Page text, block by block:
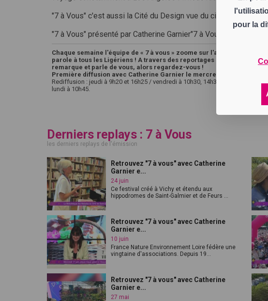
pour la
"7 à Vous" c'est aussi la Cité du Design vue du ciel !
"7 à Vous" présenté par Catherine Garnier"7 à Vous" présenté
Chaque semaine l'équipe de « 7 à vous » zoome sur l'actualité de la
parole à tous les Ligériens ! A travers des reportages ou en plateau, "7
remarque et parle de vous, alors regardez-vous !
Première diffusion avec Catherine Garnier le mercredi à 19h35.
Rediffusion : jeudi à 9h20 et 16h25 / vendredi à 10h30, 14h30 et 21h35 /
lundi à 10h45.
Derniers replays : 7 à Vous
les derniers replays de l'émission
Retrouvez "7 à vous" avec Catherine
Garnier e...
24 juin
Ce festival créé à Vichy et étendu aux
hippodromes de Saint-Galmier et de Feurs ...
Retrouvez "7 à vous" avec Catherine
Garnier e...
10 juin
France Nature Environnement Loire fédère une
vingtaine d'associations. Depuis 19...
Retrouvez "7 à vous" avec Catherine
Garnier e...
27 mai